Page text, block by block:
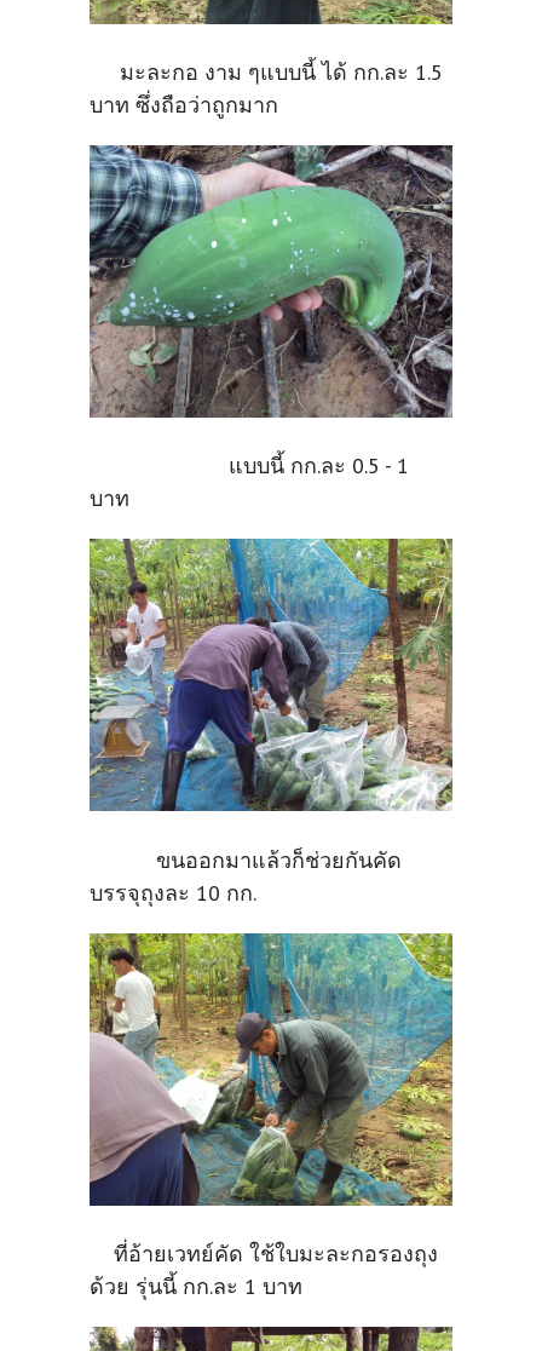
มะละกอ งาม ๆแบบนี้ ได้ กก.ละ 1.5
บาท ซึ่งถือว่าถูกมาก
แบบนี้ กก.ละ 0.5 - 1
บาท
ขนออกมาแล้วก็ช่วยกันคัด
บรรจุถุงละ 10 กก.
ที่อ้ายเวทย์คัด ใช้ใบมะละกอรองถุง
ด้วย รุ่นนี้ กก.ละ 1 บาท